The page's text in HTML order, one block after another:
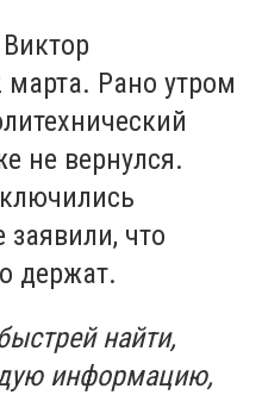
Рано утром
не вернулся.
заявили, что
держат.
найти,
информацию,